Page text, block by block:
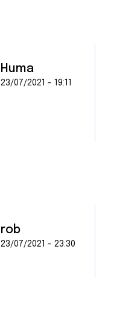
Huma
23/07/2021 - 19:11
rob
23/07/2021 - 23:30